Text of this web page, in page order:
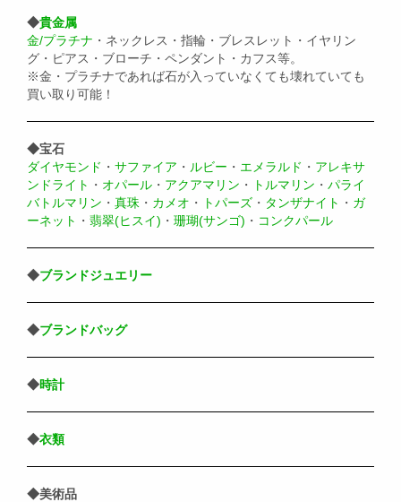
◆貴金属
金/プラチナ ・ネックレス・指輪・ブレスレット・イヤリン
グ・ピアス・ブローチ・ペンダント・カフス等。
※金・プラチナであれば石が入っていなくても壊れていても
買い取り可能！
◆宝石
ダイヤモンド ・ サファイア ・ ルビー ・ エメラルド ・ アレキサ
ンドライト ・ オパール ・ アクアマリン ・ トルマリン ・ パライ
バトルマリン ・ 真珠 ・ カメオ ・ トパーズ ・ タンザナイト ・ ガ
ーネット ・ 翡翠(ヒスイ) ・ 珊瑚(サンゴ) ・ コンクパール
◆ブランドジュエリー
◆ブランドバッグ
◆時計
◆衣類
◆美術品